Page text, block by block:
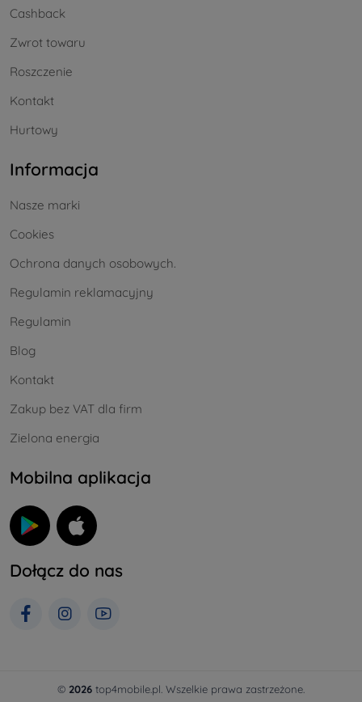
Cashback
Zwrot towaru
Roszczenie
Kontakt
Hurtowy
Informacja
Nasze marki
Cookies
Ochrona danych osobowych.
Regulamin reklamacyjny
Regulamin
Blog
Kontakt
Zakup bez VAT dla firm
Zielona energia
Mobilna aplikacja
Dołącz do nas
© 2026 top4mobile.pl. Wszelkie prawa zastrzeżone.